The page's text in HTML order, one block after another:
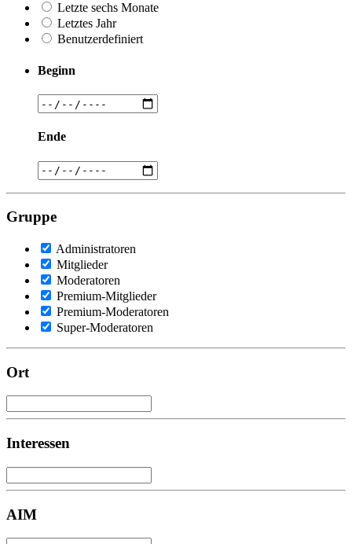
Letzte sechs Monate
Letztes Jahr
Benutzerdefiniert
Beginn
Ende
Gruppe
Administratoren
Mitglieder
Moderatoren
Premium-Mitglieder
Premium-Moderatoren
Super-Moderatoren
Ort
Interessen
AIM